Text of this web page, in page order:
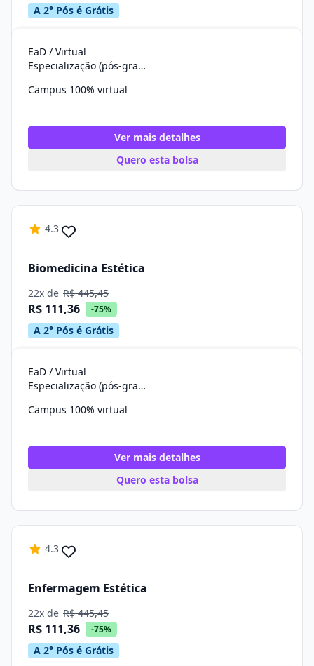
A 2° Pós é Grátis
EaD / Virtual
Especialização (pós-graduação)
Campus 100% virtual
Ver mais detalhes
Quero esta bolsa
4.3
Biomedicina Estética
22x de R$ 445,45
R$ 111,36 -75%
A 2° Pós é Grátis
EaD / Virtual
Especialização (pós-graduação)
Campus 100% virtual
Ver mais detalhes
Quero esta bolsa
4.3
Enfermagem Estética
22x de R$ 445,45
R$ 111,36 -75%
A 2° Pós é Grátis